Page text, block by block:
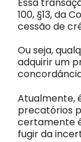
100, §13, da
cessão de
Ou seja,
adquirir um
Atualmente,
precatórios
certamente
fugir da